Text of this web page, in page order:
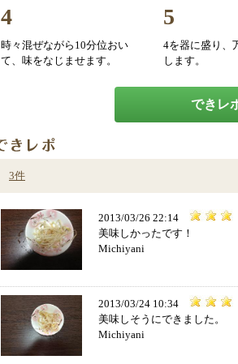
4
時々混ぜながら10分位おい
て、味をなじませます。
5
4を器に盛り、
します。
できレ
3件
2013/03/26 22:14
美味しかったです！
Michiyani
2013/03/24 10:34
美味しそうにできました。
Michiyani